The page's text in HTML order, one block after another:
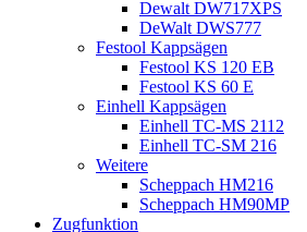
Dewalt DW717XPS
DeWalt DWS777
Festool Kappsägen
Festool KS 120 EB
Festool KS 60 E
Einhell Kappsägen
Einhell TC-MS 2112
Einhell TC-SM 216
Weitere
Scheppach HM216
Scheppach HM90MP
Zugfunktion